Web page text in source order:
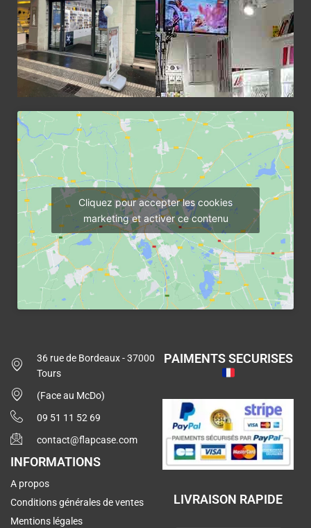
Cliquez pour accepter les cookies
marketing et activer ce contenu
36 rue de Bordeaux - 37000
Tours
(Face au McDo)
09 51 11 52 69
contact@flapcase.com
INFORMATIONS
A propos
Conditions générales de ventes
Mentions légales
PAIMENTS SECURISES
LIVRAISON RAPIDE